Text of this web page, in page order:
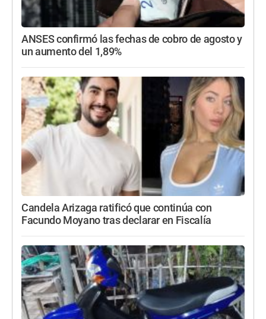
ANSES confirmó las fechas de cobro de agosto y
un aumento del 1,89%
Candela Arizaga ratificó que continúa con
Facundo Moyano tras declarar en Fiscalía